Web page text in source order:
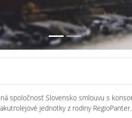
spoločnosť Slovensko smlouvu s
jednotky z rodiny RegioPanter.